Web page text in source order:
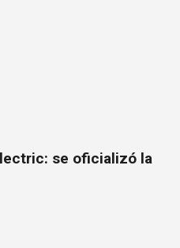
se oficializó la